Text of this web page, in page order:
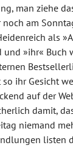
man ziehe
noch am
als
»ihr« Buch
ihr Gesicht
auf der
damit,
niemand
listen